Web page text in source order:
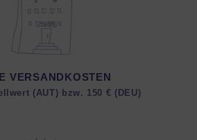
VERSANDKOSTEN
(AUT) bzw. 150 € (DEU)